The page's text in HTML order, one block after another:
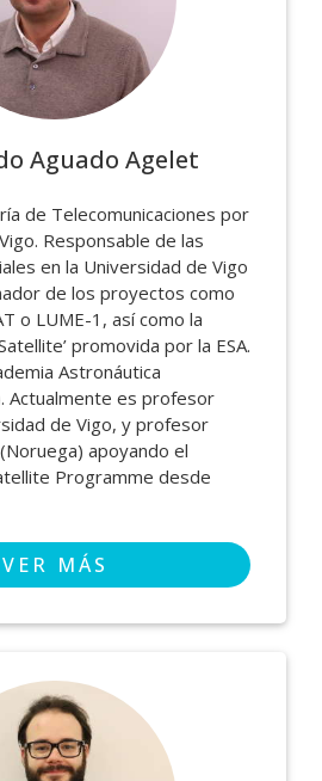
Aguado Agelet
de Telecomunicaciones por
Responsable de las
en la Universidad de Vigo
de los proyectos como
o LUME-1, así como la
promovida por la ESA.
Astronáutica
Actualmente es profesor
de Vigo, y profesor
apoyando el
Programme desde
VER MÁS